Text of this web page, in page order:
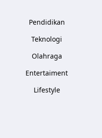
Pendidikan
Teknologi
Olahraga
Entertaiment
Lifestyle